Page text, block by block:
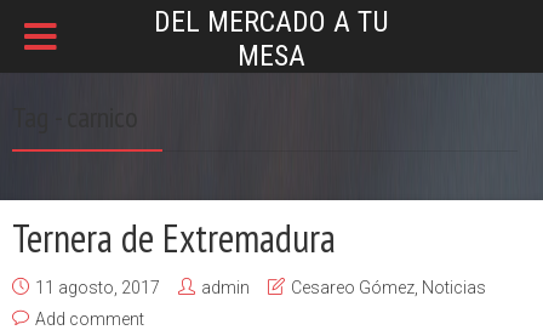
DEL MERCADO A TU
MESA
Ternera de Extremadura
11 agosto, 2017 admin Cesareo Gómez Noticias
Add comment